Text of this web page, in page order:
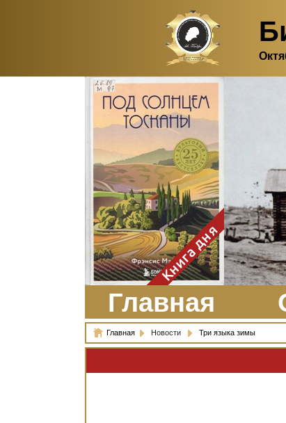
Здесь, в своем
итальянском доме, я вновь
испытала первичную
радость единения с
природой. Дом открыт
для бабочек, стрекоз, пчёл
или всех, кто пожелает
влететь в одно окно и
вылететь из другого. Едим
мы почти всегда во
дворе. Во мне настолько
возродился здравый
смысл моей матери -
умение наслаждаться
настоящим и не спешить, -
что даже нашлось время
отполировать до блеска
оконное стекло.
ЗаказатьКнига дня
Главная
Главная Новости Три языка зимы